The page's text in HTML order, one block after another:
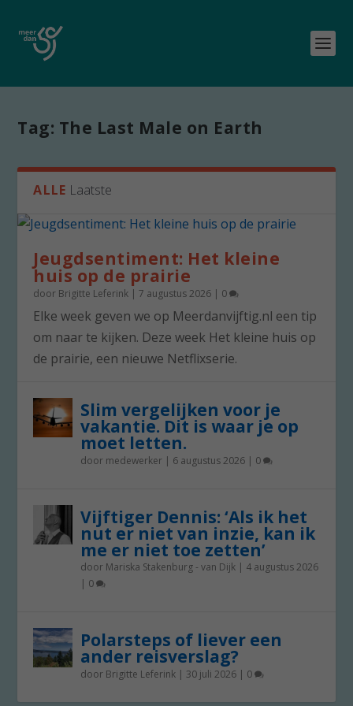
Tag: The Last Male on Earth
ALLE Laatste
Jeugdsentiment: Het kleine
huis op de prairie
door Brigitte Leferink |7 augustus 2026 | 0
Elke week geven we op Meerdanvijftig.nl een tip
om naar te kijken. Deze week Het kleine huis op
de prairie, een nieuwe Netflixserie.
Slim vergelijken voor je
vakantie. Dit is waar je op
moet letten.
door medewerker | 6 augustus 2026 | 0
Vijftiger Dennis: ‘Als ik het
nut er niet van inzie, kan ik
me er niet toe zetten’
door Mariska Stakenburg - van Dijk | 4 augustus 2026
| 0
Polarsteps of liever een
ander reisverslag?
door Brigitte Leferink | 30 juli 2026 | 0